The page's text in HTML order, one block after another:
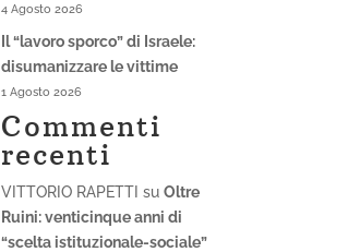
4 Agosto 2026
Il “lavoro sporco” di Israele:
disumanizzare le vittime
1 Agosto 2026
Commenti
recenti
VITTORIO RAPETTI suOltre
Ruini: venticinque anni di
“scelta istituzionale-sociale”